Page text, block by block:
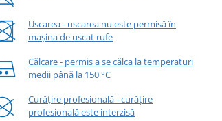
Uscarea - uscarea nu este permisă în
mașina de uscat rufe
Călcare - permis a se călca la temperaturi
medii până la 150 °C
Curățire profesională - curățire
profesională este interzisă